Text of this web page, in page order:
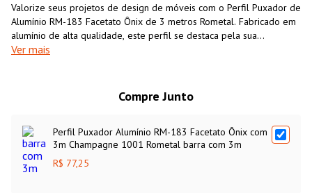
Valorize seus projetos de design de móveis com o Perfil Puxador de
Alumínio RM-183 Facetato Ônix de 3 metros Rometal. Fabricado em
alumínio de alta qualidade, este perfil se destaca pela sua
resistência, durabilidade e leveza, proporcionando longa vida útil.
sem a necessidade de recortes ou intervenções, o design facetado
deste perfil e o seu acabamento Champagne 1001 adicionam um
estética dos seus móveis e ambientes.
Ver mais
Compre Junto
Perfil Puxador Alumínio RM-183 Facetato Ônix com
3m Champagne 1001 Rometal barra com 3m
R$ 77,25